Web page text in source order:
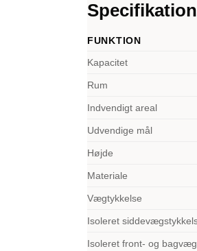
FUNKTION
Kapacitet
Rum
Indvendigt areal
Udvendige mål
Højde
Materiale
Vægtykkelse
Isoleret
Isoleret front- og